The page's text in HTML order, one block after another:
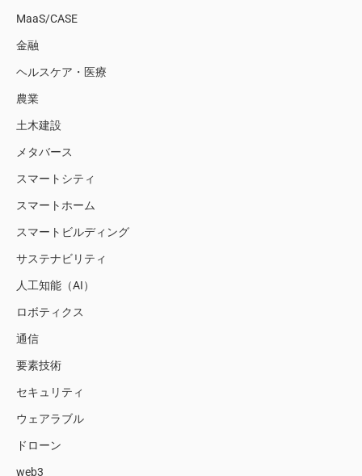
MaaS/CASE
金融
ヘルスケア・医療
農業
土木建設
メタバース
スマートシティ
スマートホーム
スマートビルディング
サステナビリティ
人工知能（AI）
ロボティクス
通信
要素技術
セキュリティ
ウェアラブル
ドローン
web3